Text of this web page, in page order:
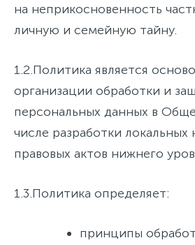
на неприкосновенность
личную и семейную тайну.
1.2.Политика является
организации обработки и
персональных данных в
числе разработки
правовых актов нижнего
1.3.Политика определяет:
принципы